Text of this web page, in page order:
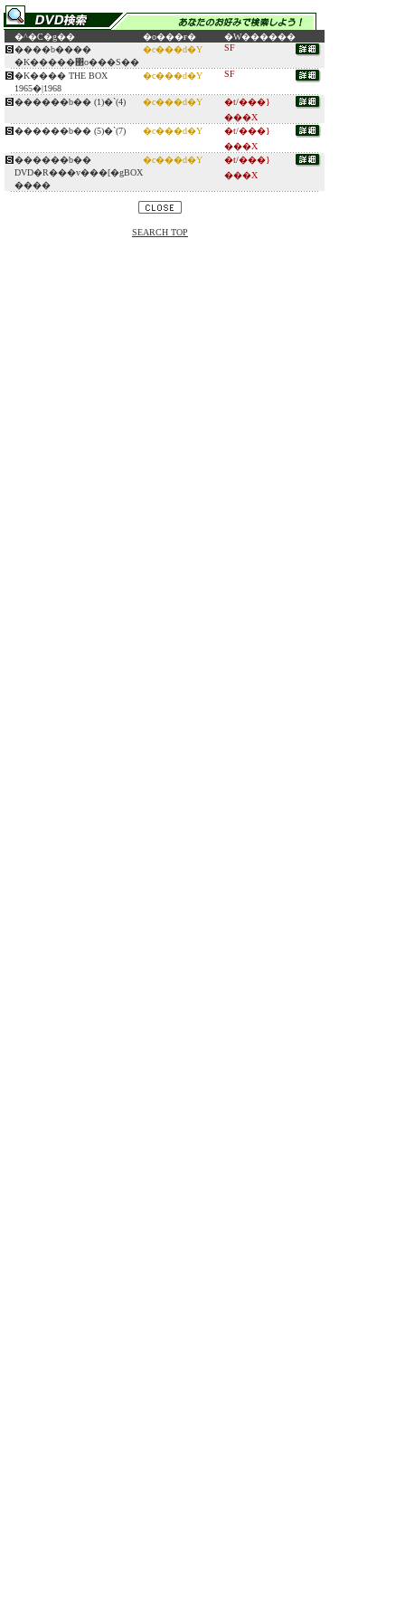
�^�C�g�� �o���ғ�
�W������
����b����
�K�����΃o���S��
�c���d�Y SF
�K���� THE BOX
1965�|1968
�c���d�Y SF
������b�� (1)�`(4) �c���d�Y
�t/���}
���X
������b�� (5)�`(7)
�c���d�Y
�t/���}
���X
������b��
DVD�R���v���[�gBOX
����
�c���d�Y
�t/���}
���X
SEARCH TOP